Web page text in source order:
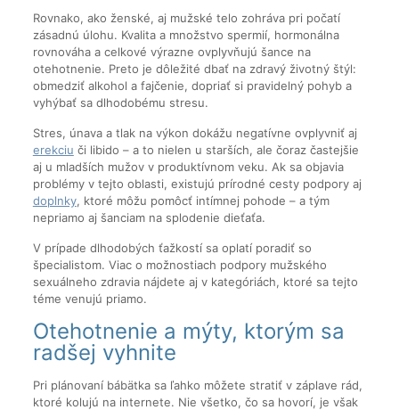
Rovnako, ako ženské, aj mužské telo zohráva pri počatí
zásadnú úlohu. Kvalita a množstvo spermií, hormonálna
rovnováha a celkové výrazne ovplyvňujú šance na
otehotnenie. Preto je dôležité dbať na zdravý životný štýl:
obmedziť alkohol a fajčenie, dopriať si pravidelný pohyb a
vyhýbať sa dlhodobému stresu.
Stres, únava a tlak na výkon dokážu negatívne ovplyvniť aj
erekciu či libido – a to nielen u starších, ale čoraz častejšie
aj u mladších mužov v produktívnom veku. Ak sa objavia
problémy v tejto oblasti, existujú prírodné cesty podpory aj
doplnky, ktoré môžu pomôcť intímnej pohode – a tým
nepriamo aj šanciam na splodenie dieťaťa.
V prípade dlhodobých ťažkostí sa oplatí poradiť so
špecialistom. Viac o možnostiach podpory mužského
sexuálneho zdravia nájdete aj v kategóriách, ktoré sa tejto
téme venujú priamo.
Otehotnenie a mýty, ktorým sa
radšej vyhnite
Pri plánovaní bábätka sa ľahko môžete stratiť v záplave rád,
ktoré kolujú na internete. Nie všetko, čo sa hovorí, je však